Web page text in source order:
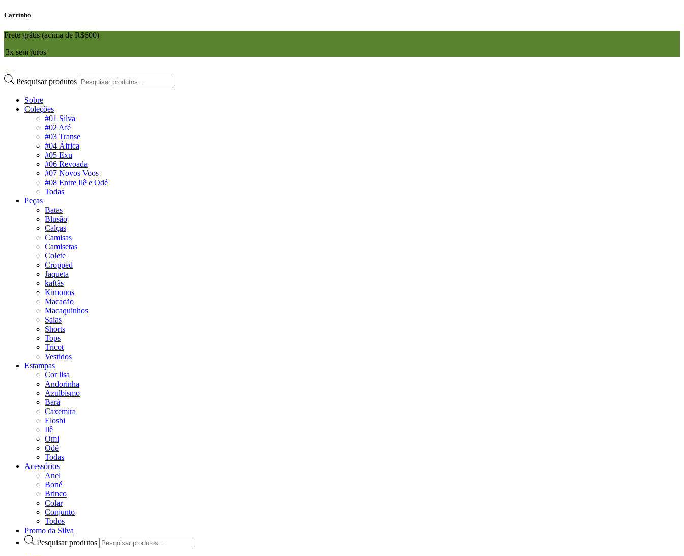
Carrinho
Frete grátis (acima de R$600)
3x sem juros
Pesquisar produtos
Sobre
Coleções
#01 Silva
#02 Afé
#03 Transe
#04 África
#05 Exu
#06 Revoada
#07 Novos Voos
#08 Entre Ilê e Odé
Todas
Peças
Batas
Blusão
Calças
Camisas
Camisetas
Colete
Cropped
Jaqueta
kaftãs
Kimonos
Macacão
Macaquinhos
Saias
Shorts
Tops
Tricot
Vestidos
Estampas
Cor lisa
Andorinha
Azulbismo
Bará
Caxemira
Elosbi
Ilê
Omi
Odé
Todas
Acessórios
Anel
Boné
Brinco
Colar
Conjunto
Todos
Promo da Silva
Pesquisar produtos